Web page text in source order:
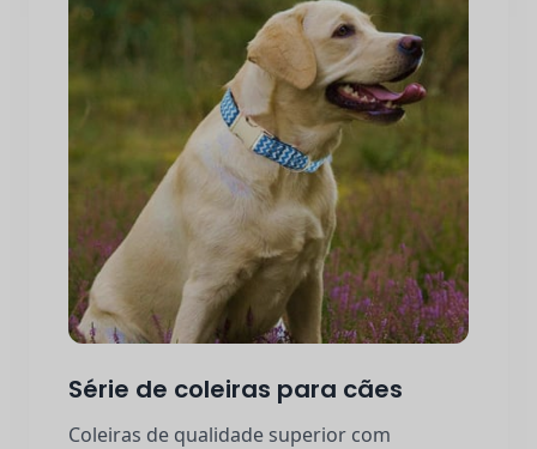
Série de coleiras para cães
Coleiras de qualidade superior com